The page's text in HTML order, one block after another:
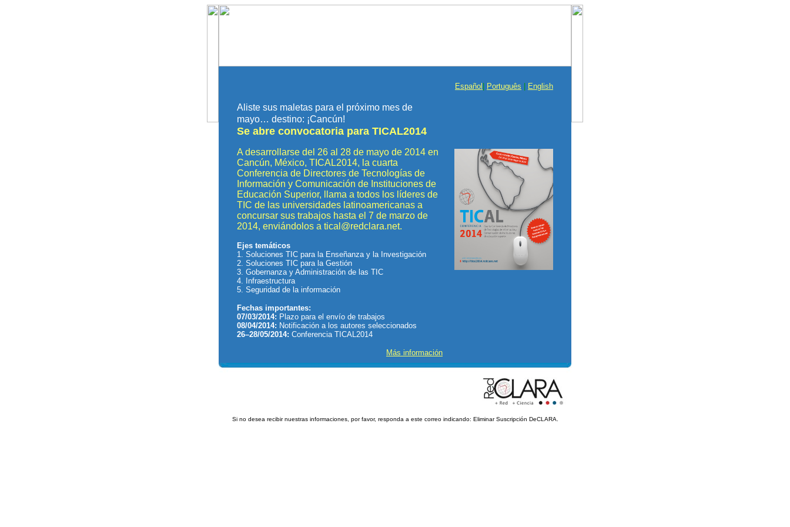
Español Português English
Aliste sus maletas para el próximo mes de
mayo… destino: ¡Cancún!
Se abre convocatoria para TICAL2014
A desarrollarse del 26 al 28 de mayo de 2014 en
Cancún, México, TICAL2014, la cuarta
Conferencia de Directores de Tecnologías de
Información y Comunicación de Instituciones de
Educación Superior, llama a todos los líderes de
TIC de las universidades latinoamericanas a
concursar sus trabajos hasta el 7 de marzo de
2014, enviándolos a tical@redclara.net.
Ejes temáticos
1. Soluciones TIC para la Enseñanza y la Investigación
2. Soluciones TIC para la Gestión
3. Gobernanza y Administración de las TIC
4. Infraestructura
5. Seguridad de la información
Fechas importantes:
07/03/2014: Plazo para el envío de trabajos
08/04/2014: Notificación a los autores seleccionados
26–28/05/2014: Conferencia TICAL2014
Más información
Si no desea recibir nuestras informaciones, por favor, responda a este correo indicando: Eliminar Suscripción DeCLARA.